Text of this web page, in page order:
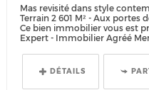
Mas revisité dans style
Terrain 2 601 M² - Aux portes
Ce bien immobilier vous est
Expert - Immobilier Agréé
DÉTAILS